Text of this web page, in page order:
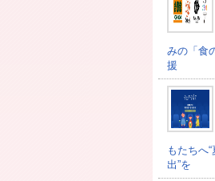
みの「食
援
もたちへ
出”を